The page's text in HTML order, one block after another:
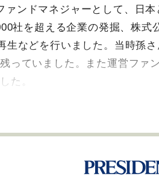
ァンドマネジャーとして、日本
社を超える企業の発掘、株式
生などを行いました。当時孫
っていました。また運営ファ
た。